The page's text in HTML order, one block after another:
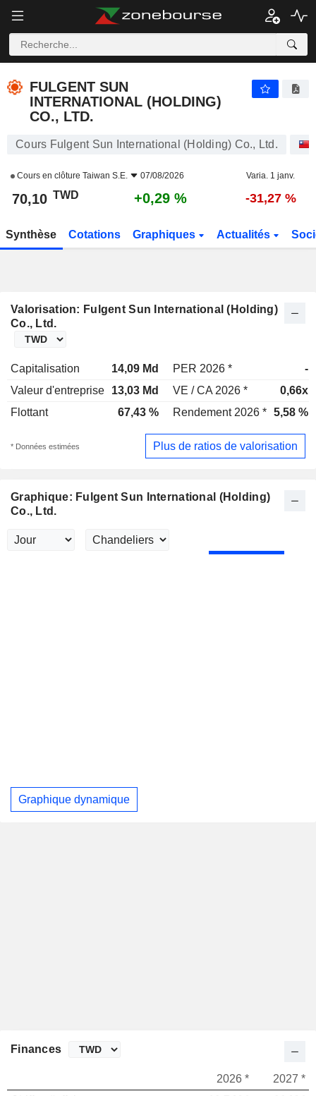
FULGENT SUN
INTERNATIONAL (HOLDING)
CO., LTD.
Cours Fulgent Sun International (Holding) Co., Ltd.
Cours en clôture Taiwan S.E. 07/08/2026 Varia. 1 janv.
70,10 TWD +0,29 % -31,27 %
Synthèse Cotations Graphiques Actualités
Valorisation: Fulgent Sun International (Holding)
Co., Ltd.
Capitalisation 14,09 Md PER 2026 *
-
Valeur d'entreprise
13,03 Md VE / CA 2026 *
0,66x
Flottant
67,43 % Rendement 2026 * 5,58 %
* Données estimées Plus de ratios de valorisation
Graphique: Fulgent Sun International (Holding)
Co., Ltd.
Graphique dynamique
Finances
2026 *
2027 *